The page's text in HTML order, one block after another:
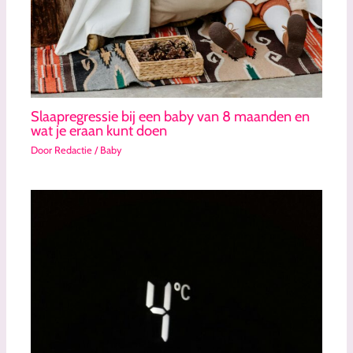
Slaapregressie bij een baby van 8 maanden en
wat je eraan kunt doen
Door Redactie/ Baby